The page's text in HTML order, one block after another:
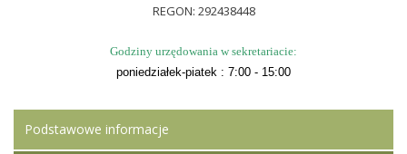
REGON: 292438448
Godziny urzędowania w sekretariacie:
poniedziałek-piatek : 7:00 - 15:00
Podstawowe informacje